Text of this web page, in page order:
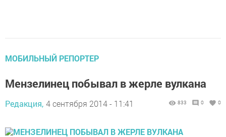
МОБИЛЬНЫЙ РЕПОРТЕР
Мензелинец побывал в жерле вулкана
Редакция, 4 сентября 2014 - 11:41 833 0 0